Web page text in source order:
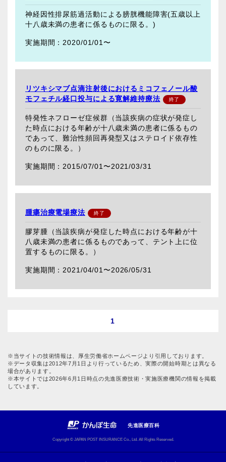
神経因性排尿筋過活動による膀胱機能障害(五歳以上
十八歳未満の患者に係るものに限る。)
2020/01/01〜
リツキシマブ点滴注射後におけるミコフェノール酸
モフェチル経口投与による寛解維持療法
特発性ネフローゼ症候群（当該疾病の症状が発症し
た時点における年齢が十八歳未満の患者に係るもの
であって、難治性頻回再発型又はステロイド依存性
のものに限る。）
2015/07/01〜2021/03/31
腫瘍治療電場療法
膠芽腫（当該疾病が発症した時点における年齢が十
八歳未満の患者に係るものであって、テント上に位
置するものに限る。）
2021/04/01〜2026/05/31
1
※当サイトの技術情報は、厚生労働省ホームページより引用しております。
※データ収集は2012年7月1日より行っているため、実際の開始時期とは異なる
場合があります。
※本サイトでは2026年6月1日時点の先進医療技術・実施医療機関の情報を掲載
しています。
先進医療百科
Copyright © JAPAN POST INSURANCE Co., Ltd. All Rights Reserved.